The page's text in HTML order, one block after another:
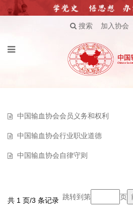
搜索 加入协会
中国输血协会会员义务和权利
中国输血协会行业职业道德
中国输血协会自律守则
共 1 页/3 条记录 跳转到第 页